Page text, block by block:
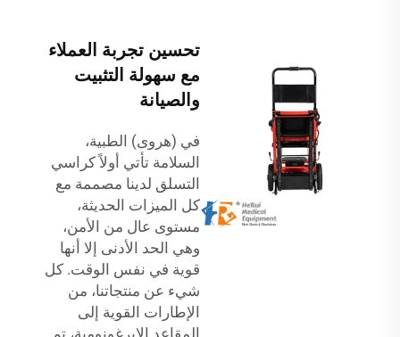
تحسين تجربة العملاء
مع سهولة التثبيت
والصيانة
في (هروى) الطبية،
السلامة تأتي أولاً كراسي
التسلق لدينا مصممة مع
كل الميزات الحديثة،
مستوى عال من الأمن،
وهي الحد الأدنى إلا أنها
قوية في نفس الوقت. كل
شيء عن منتجاتنا، من
الإطارات القوية إلى
المقاعد الايرغونومية، تم